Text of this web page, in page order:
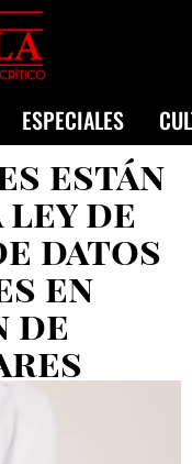
ESPECIALES
están
de
datos
en
de